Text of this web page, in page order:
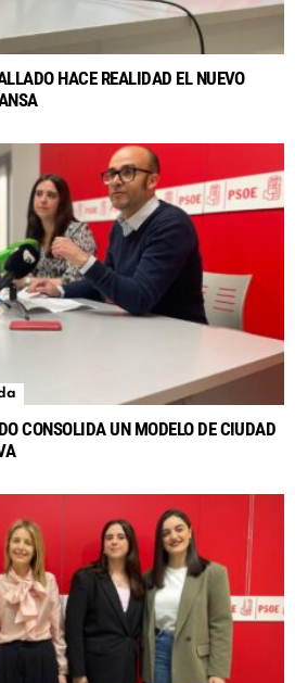
HACE REALIDAD EL NUEVO
CONSOLIDA UN MODELO DE CIUDAD